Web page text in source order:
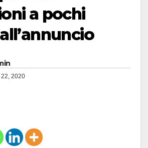
a pochi
22, 2020